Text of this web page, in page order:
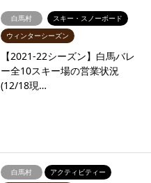
白馬村
スキー・スノーボード
ウィンターシーズン
【2021-22シーズン】白馬バレ
ー全10スキー場の営業状況
(12/18現…
白馬村
アクティビティー